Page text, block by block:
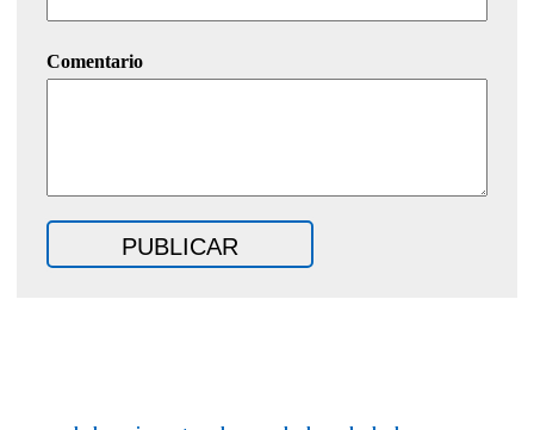
Comentario